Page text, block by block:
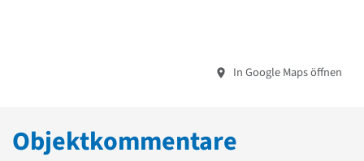
In Google Maps öffnen
Objektkommentare